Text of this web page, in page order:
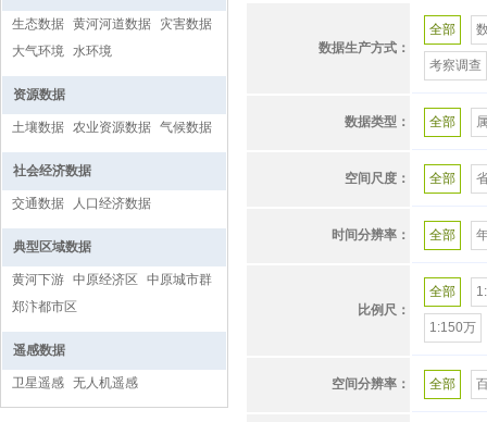
生态数据 黄河河道数据
灾害数据
大气环境 水环境
资源数据
土壤数据 农业资源数据 气候数据
社会经济数据
交通数据 人口经济数据
典型区域数据
黄河下游 中原经济区
中原城市群
郑汴都市区
遥感数据
卫星遥感 无人机遥感
矿产资源
省道
冰情
古河道
长时间序
消费品零
明 清
空气质量
伊洛河水
数据生产方式：
全部
考察调查
数据类型： 全部
空间尺度： 全部
时间分辨率： 全部
比例尺：
全部
1:150万
空间分辨率： 全部